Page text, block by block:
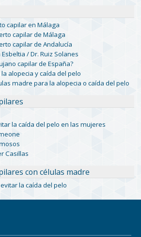
capilar en Málaga
capilar de Málaga
capilar de Andalucía
/ Dr. Ruiz Solanes
capilar de España?
alopecia y caída del pelo
madre para la alopecia o caída del pelo
la caída del pelo en las mujeres
Casillas
con células madre
la caída del pelo